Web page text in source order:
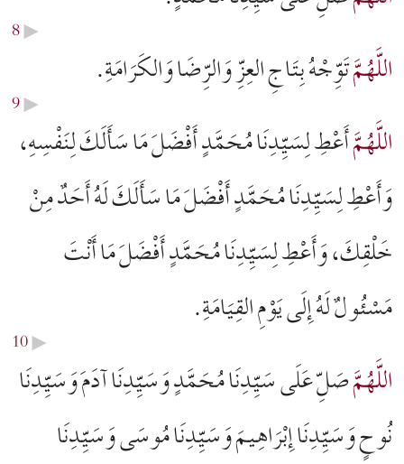
8▶︎
اللَّهُمَّتَوِّجْهُ بِتَاجِ العِزِّ وَالرِّضَا وَالكَرَامَةِ.
9▶︎
اللَّهُمَّأَعْطِ لِسَيِّدِنَا مُحَمَّدٍ أَفْضَلَ مَا سَأَلَكَ لِنَفْسِهِ،
وَأَعْطِ لِسَيِّدِنَا مُحَمَّدٍ أَفْضَلَ مَا سَأَلَكَ لَهُ أَحَدٌ مِنْ
خَلْقِكَ، وَأَعْطِ لِسَيِّدِنَا مُحَمَّدٍ أَفْضَلَ مَا أَنْتَ
مَسْئُولٌ لَهُ إِلَى يَوْمِ القِيَامَةِ.
10▶︎
اللَّهُمَّصَلِّ عَلَى سَيِّدِنَا مُحَمَّدٍ وَسَيِّدِنَا آدَمَ وَسَيِّدِنَا
نُوحٍ وَسَيِّدِنَا إِبْرَاهِيمَ وَسَيِّدِنَا مُوسَى وَسَيِّدِنَا